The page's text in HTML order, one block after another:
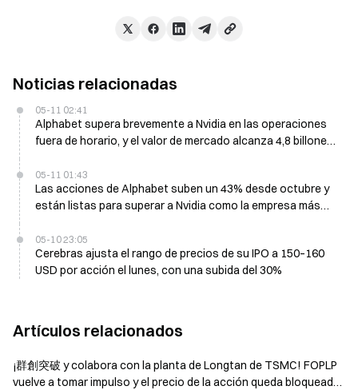
Noticias relacionadas
05-11 02:41
Alphabet supera brevemente a Nvidia en las operaciones
fuera de horario, y el valor de mercado alcanza 4,8 billones
05-11 01:43
Las acciones de Alphabet suben un 43% desde octubre y
están listas para superar a Nvidia como la empresa más
05-10 23:05
Cerebras ajusta el rango de precios de su IPO a 150–160
USD por acción el lunes, con una subida del 30%
Artículos relacionados
¡群創突破 y colabora con la planta de Longtan de TSMC! FOPLP
vuelve a tomar impulso y el precio de la acción queda bloqueado